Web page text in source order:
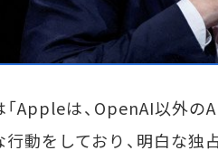
Appleは、OpenAI以外
動をしており、明白な独